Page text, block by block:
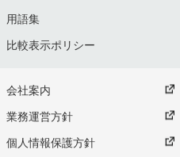
用語集
比較表示ポリシー
会社案内
業務運営方針
個人情報保護方針